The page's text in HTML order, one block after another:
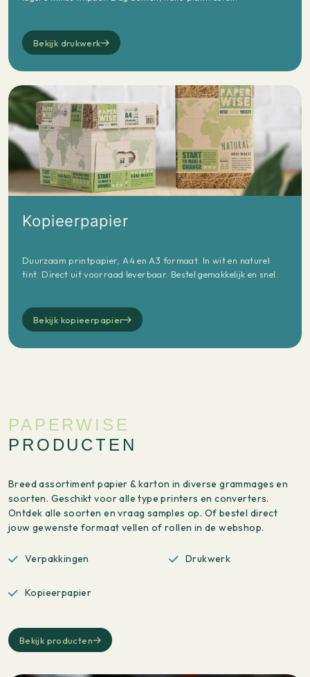
Bekijk drukwerk
Kopieerpapier
Duurzaam printpapier, A4 en A3 formaat. In wit en naturel
tint. Direct uit voorraad leverbaar. Bestel gemakkelijk en snel.
Bekijk kopieerpapier
PAPERWISE
PRODUCTEN
Breed assortiment papier & karton in diverse grammages en
soorten. Geschikt voor alle type printers en converters.
Ontdek alle soorten en vraag samples op. Of bestel direct
jouw gewenste formaat vellen of rollen in de webshop.
Verpakkingen Drukwerk
Kopieerpapier
Bekijk producten